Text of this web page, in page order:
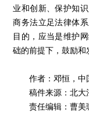
业和创新、保护知
商务法立足法律体
目的，应当是维护
础的前提下，鼓励和
作者：邓恒，中
稿件来源：北
责任编辑：曹